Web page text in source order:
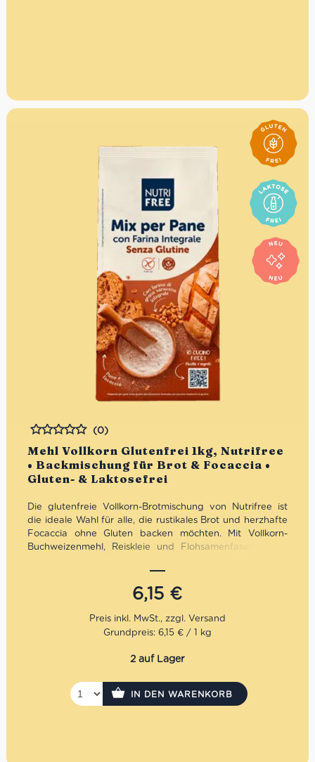
Mehl Vollkorn Glutenfrei 1kg, Nutrifree
• Backmischung für Brot & Focaccia •
Gluten- & Laktosefrei
Bewertet
(0)
Die glutenfreie Vollkorn-Brotmischung von Nutrifree ist
die ideale Wahl für alle, die rustikales Brot und herzhafte
Focaccia ohne Gluten backen möchten. Mit Vollkorn-
Buchweizenmehl, Reiskleie und Flohsamenfasern sorgt
Struktur und eine ausgewogene Rezeptur mit niedrigem
Zuckergehalt. Natürlich laktosefrei, milchfrei und eifrei –
eine moderne Backmischung für alle, die glutenfreies
Brot mit mehr Charakter suchen.
6,15 €
Grundpreis: 6,15 € / 1 kg
2 auf Lager
IN DEN WARENKORB